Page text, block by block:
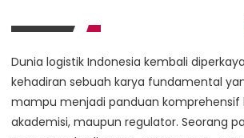
Dunia logistik Indonesia kembali
kehadiran sebuah karya fundamental
mampu menjadi panduan komprehensif
akademisi, maupun regulator. Seorang